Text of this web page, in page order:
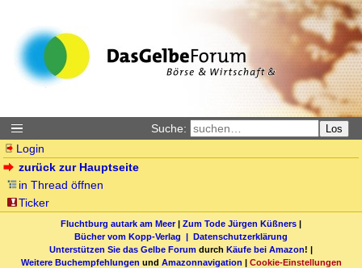
Suche: Los
Login
zurück zur Hauptseite
in Thread öffnen
Ticker
Fluchtburg autark am Meer| Zum Tode Jürgen Küßners |
Bücher vom Kopp-Verlag | Datenschutzerklärung
Unterstützen Sie das Gelbe Forum durch Käufe bei Amazon! |
Weitere Buchempfehlungen und Amazonnavigation | Cookie-Einstellungen